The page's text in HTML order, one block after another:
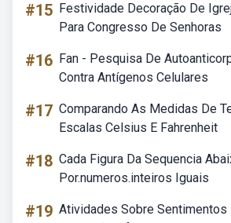
#15 Festividade Decoração De
Para Congresso De Senhoras
#16 Fan - Pesquisa De
Contra Antígenos Celulares
#17 Comparando As Medidas De
Escalas Celsius E Fahrenheit
#18 Cada Figura Da Sequencia
Por.numeros.inteiros Iguais
#19 Atividades Sobre Sentimentos